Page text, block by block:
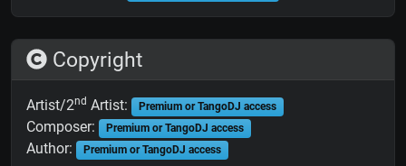
Copyright
Artist/2nd Artist: Premium or TangoDJ access
Composer: Premium or TangoDJ access
Author: Premium or TangoDJ access